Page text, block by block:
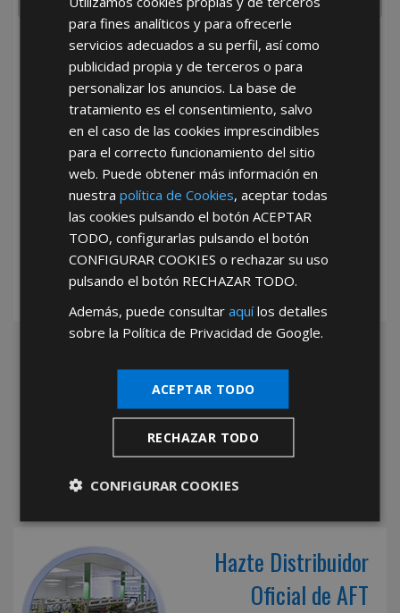
He leído y acepto la Política de Privacidad
*Abstenerse particulares, sólo venta a tiendas y empresas minoristas y
Hazte Distribuidor
Oficial de AFT
para fines analíticos y para ofrecerle
servicios adecuados a su perfil, así como
publicidad propia y de terceros o para
personalizar los anuncios. La base de
tratamiento es el consentimiento, salvo
en el caso de las cookies imprescindibles
para el correcto funcionamiento del sitio
web. Puede obtener más información en
nuestrapolítica de Cookies, aceptar todas
las cookies pulsando el botónACEPTAR
TODO, configurarlas pulsando el botón
CONFIGURAR COOKIES o rechazar su uso
pulsando el botón RECHAZAR TODO.
Además, puede consultaraquílos detalles
sobre la Política de Privacidad de Google.
ACEPTAR TODO
RECHAZAR TODO
CONFIGURAR COOKIES